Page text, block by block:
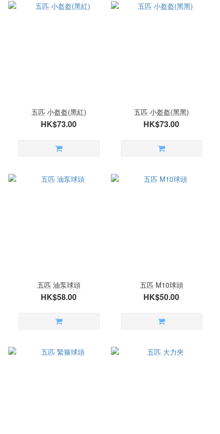
五匹 小盔盔(黑紅)
HK$73.00
五匹 小盔盔(黑黑)
HK$73.00
五匹 油泵球頭
HK$58.00
五匹 M10球頭
HK$50.00